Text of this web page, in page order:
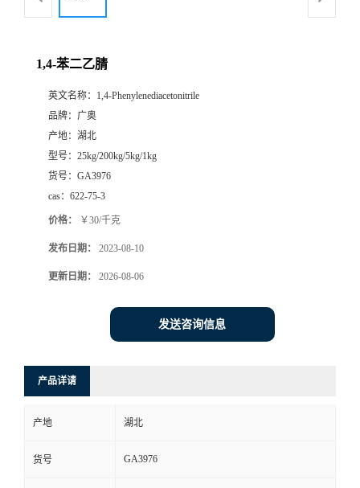
1,4-苯二乙腈
英文名称： 1,4-Phenylenediacetonitrile
品牌： 广奥
产地： 湖北
型号： 25kg/200kg/5kg/1kg
货号： GA3976
cas： 622-75-3
价格： ￥30/千克
发布日期： 2023-08-10
更新日期： 2026-08-06
发送咨询信息
产品详请
产地 湖北
货号 GA3976